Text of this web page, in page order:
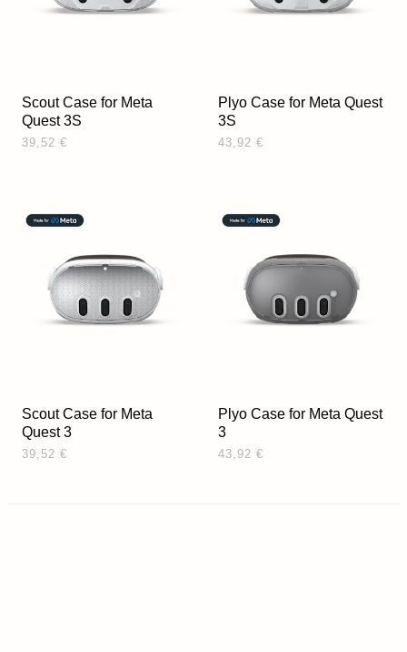
Scout Case for Meta
Quest 3S
39,52 €
Plyo Case for Meta Quest
3S
43,92 €
Scout Case for Meta
Quest 3
39,52 €
Plyo Case for Meta Quest
3
43,92 €